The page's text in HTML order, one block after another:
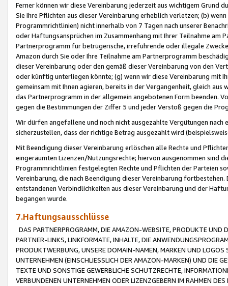
Ferner können wir diese Vereinbarung jederzeit aus wichtigem Grund
Sie Ihre Pflichten aus dieser Vereinbarung erheblich verletzen; (b)
Programmrichtlinien) nicht innerhalb von 7 Tagen nach unserer
oder Haftungsansprüchen im Zusammenhang mit Ihrer Teilnahme am
Partnerprogramm für betrügerische, irreführende oder illegale
Amazon durch Sie oder Ihre Teilnahme am Partnerprogramm
dieser Vereinbarung oder den gemäß dieser Vereinbarung von den
oder künftig unterliegen könnte; (g) wenn wir diese Vereinbarung mit
gemeinsam mit Ihnen agieren, bereits in der Vergangenheit, gleich
das Partnerprogramm in der allgemein angebotenen Form beenden.
gegen die Bestimmungen der Ziffer 5 und jeder Verstoß gegen die
Wir dürfen angefallene und noch nicht ausgezahlte Vergütungen
sicherzustellen, dass der richtige Betrag ausgezahlt wird
Mit Beendigung dieser Vereinbarung erlöschen alle Rechte und
eingeräumten Lizenzen/Nutzungsrechte; hiervon ausgenommen sind
Programmrichtlinien festgelegten Rechte und Pflichten der Parteien
Vereinbarung, die nach Beendigung dieser Vereinbarung
entstandenen Verbindlichkeiten aus dieser Vereinbarung und der
begangen wurde.
7.Haftungsausschlüsse
DAS PARTNERPROGRAMM, DIE AMAZON-WEBSITE, PRODUKTE UND
PARTNER-LINKS, LINKFORMATE, INHALTE, DIE
PRODUKTWERBUNG, UNSERE DOMAIN-NAMEN, MARKEN UND
UNTERNEHMEN (EINSCHLIESSLICH DER AMAZON-MARKEN) UND DIE
TEXTE UND SONSTIGE GEWERBLICHE SCHUTZRECHTE,
VERBUNDENEN UNTERNEHMEN ODER LIZENZGEBERN IM RAHMEN